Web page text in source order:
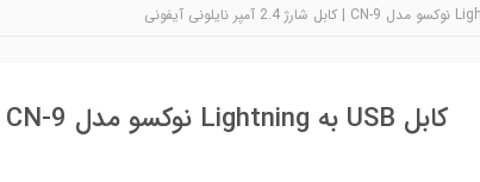
کابل USB به Lightning نوکسو مدل CN‑9 | کابل شارژ 2.4 آمپر نایلونی آیفونی